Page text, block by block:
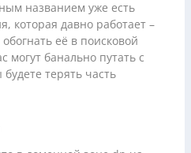
названием уже есть
которая давно работает –
её в поисковой
могут банально путать с
терять часть